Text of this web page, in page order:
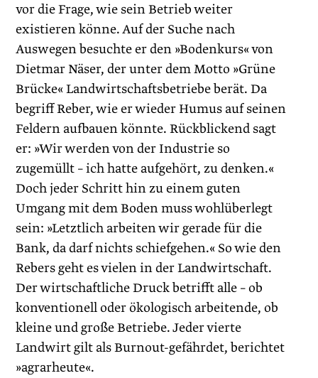
vor die Frage, wie sein Betrieb weiter
existieren könne. Auf der Suche nach
Auswegen besuchte er den »Bodenkurs« von
Dietmar Näser, der unter dem Motto »Grüne
Brücke« Landwirtschaftsbetriebe berät. Da
begriff Reber, wie er wieder Humus auf seinen
Feldern aufbauen könnte. Rückblickend sagt
er: »Wir werden von der Industrie so
zugemüllt – ich hatte aufgehört, zu denken.«
Doch jeder Schritt hin zu einem guten
Umgang mit dem Boden muss wohlüberlegt
sein: »Letztlich arbeiten wir gerade für die
Bank, da darf nichts schiefgehen.« So wie den
Rebers geht es vielen in der Landwirtschaft.
Der wirtschaftliche Druck betrifft alle – ob
konventionell oder ökologisch arbeitende, ob
kleine und große Betriebe. Jeder vierte
Landwirt gilt als Burnout-gefährdet, berichtet
»agrarheute«.